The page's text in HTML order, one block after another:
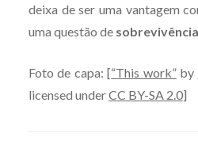
deixa de ser uma vantagem
uma questão de sobrevivência
Foto de capa: [“This work”by
licensed underCC BY-SA 2.0]